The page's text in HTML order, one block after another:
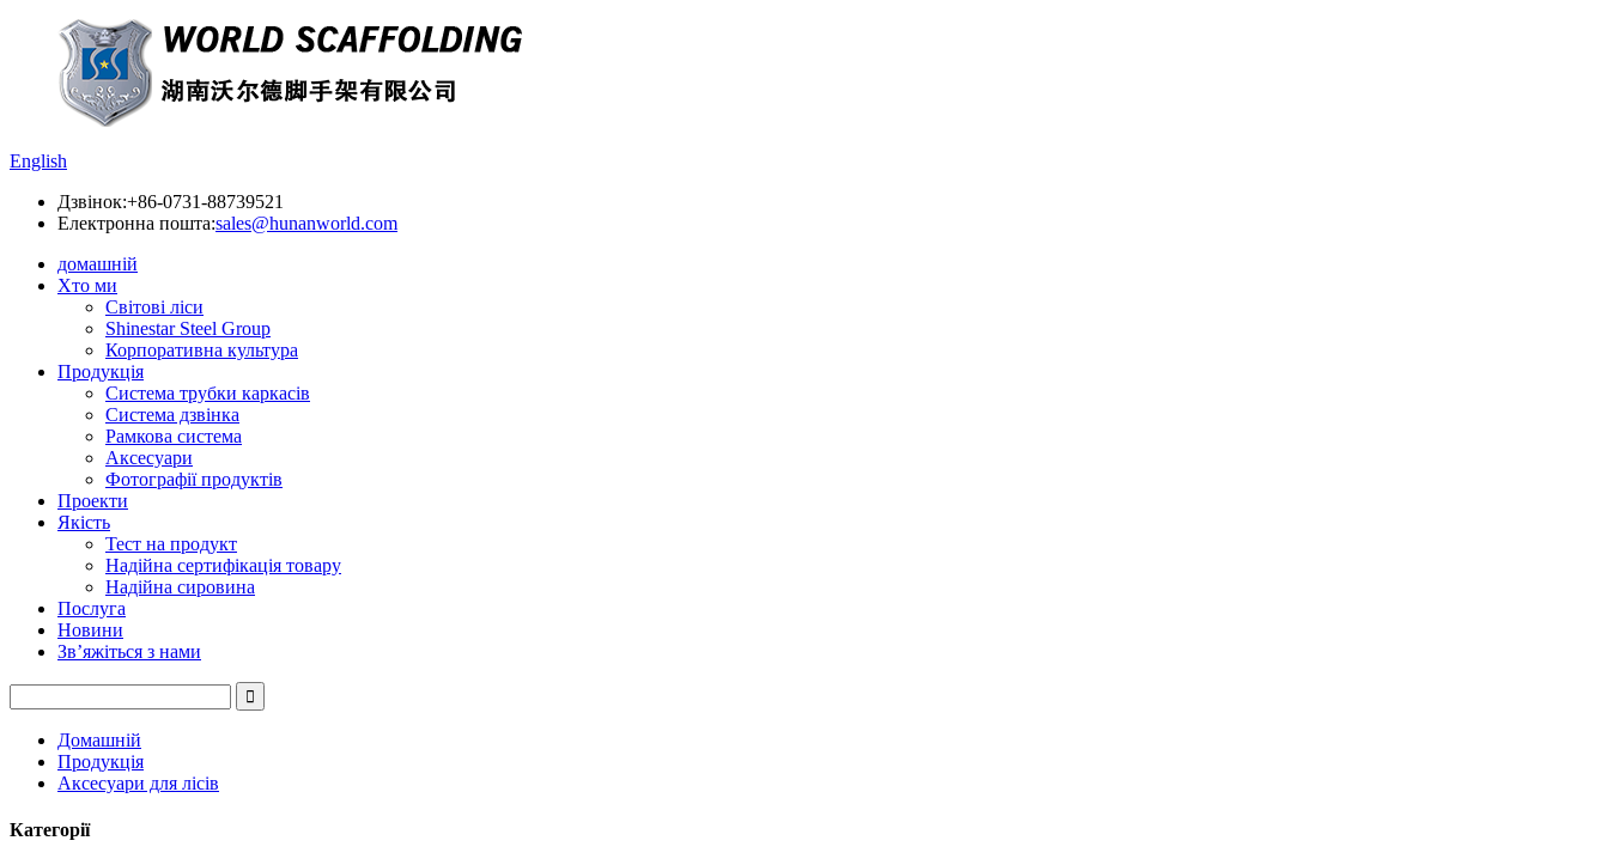
English
Дзвінок:+86-0731-88739521
Електронна пошта:sales@hunanworld.com
домашній
Хто ми
Світові ліси
Shinestar Steel Group
Корпоративна культура
Продукція
Система трубки каркасів
Система дзвінка
Рамкова система
Аксесуари
Фотографії продуктів
Проекти
Якість
Тест на продукт
Надійна сертифікація товару
Надійна сировина
Послуга
Новини
Зв’яжіться з нами
Домашній
Продукція
Аксесуари для лісів
Категорії